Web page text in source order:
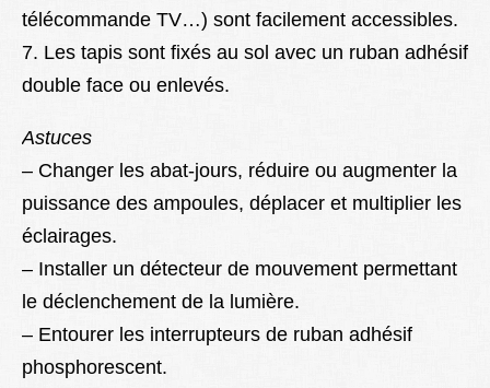
télécommande TV…) sont facilement accessibles.
7. Les tapis sont fixés au sol avec un ruban adhésif
double face ou enlevés.
Astuces
– Changer les abat-jours, réduire ou augmenter la
puissance des ampoules, déplacer et multiplier les
éclairages.
– Installer un détecteur de mouvement permettant
le déclenchement de la lumière.
– Entourer les interrupteurs de ruban adhésif
phosphorescent.